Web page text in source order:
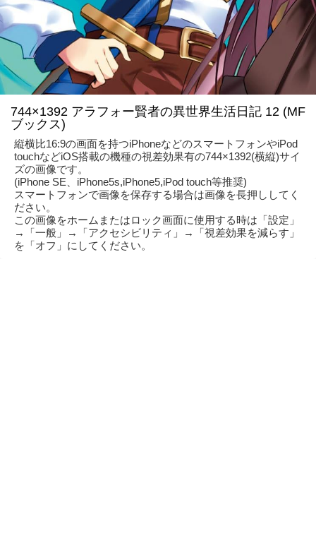
744×1392 アラフォー賢者の異世界生活日記 12 (MF
ブックス)
縦横比16:9の画面を持つiPhoneなどのスマートフォンやiPod
touchなどiOS搭載の機種の視差効果有の744×1392(横縦)サイ
ズの画像です。
(iPhone SE、iPhone5s,iPhone5,iPod touch等推奨)
スマートフォンで画像を保存する場合は画像を長押ししてく
ださい。
この画像をホームまたはロック画面に使用する時は「設定」
→「一般」→「アクセシビリティ」→「視差効果を減らす」
を「オフ」にしてください。